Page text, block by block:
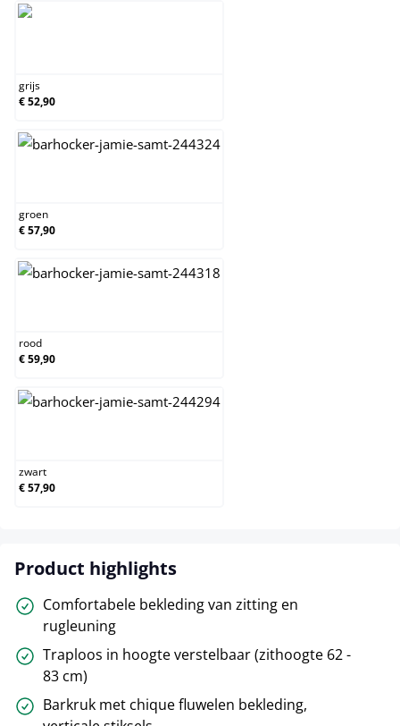
grijs
€ 52,90
groen
€ 57,90
rood
€ 59,90
zwart
€ 57,90
Product highlights
Comfortabele bekleding van zitting en
rugleuning
Traploos in hoogte verstelbaar (zithoogte 62 -
83 cm)
Barkruk met chique fluwelen bekleding,